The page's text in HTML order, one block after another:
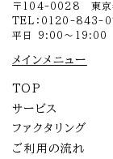
〒104-0028 東京
TEL：0120-843-
平日 9:00～19:00
メインメニュー
TOP
サービス
ファクタリング
ご利用の流れ